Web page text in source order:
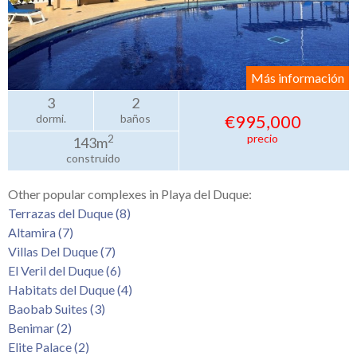
Más información
3
dormi.
2
baños
143m2
construido
€995,000
precio
Other popular complexes in Playa del Duque:
Terrazas del Duque (8)
Altamira (7)
Villas Del Duque (7)
El Veril del Duque (6)
Habitats del Duque (4)
Baobab Suites (3)
Benimar (2)
Elite Palace (2)